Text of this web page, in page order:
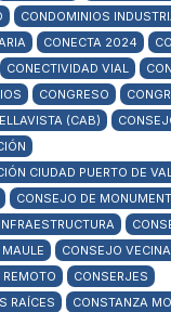
CONDOMINIOS
CONECTA 2024
CONECTIVIDAD VIAL
CONGRESO
(CAB)
CIUDAD PUERTO DE
CONSEJO DE
CONSEJO
CONSERJES
RAÍCES
CONSTANZA